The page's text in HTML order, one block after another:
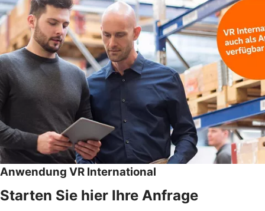
Anwendung VR International
Starten Sie hier Ihre Anfrage